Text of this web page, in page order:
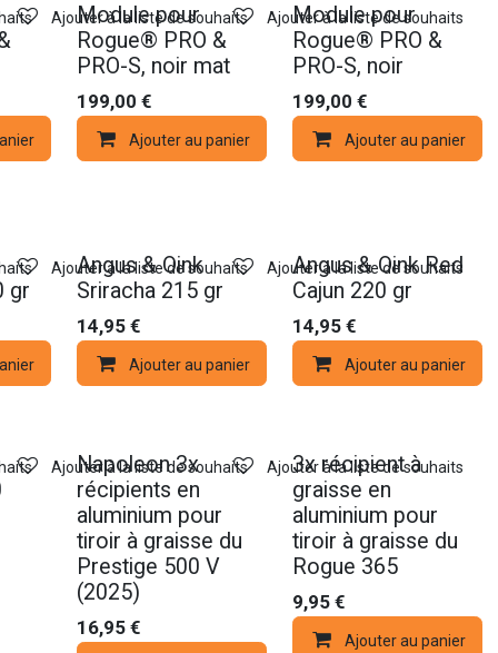
Nouveau !
Module pour
Rogue® PRO &
PRO-S, noir mat
199,00 €
Ajouter au panier
Ajouter à la liste de souhaits Nouveau !
Module pour
Rogue® PRO &
PRO-S, noir
199,00 €
Ajouter au panier
Ajouter à la liste de souhaits
gr
Nouveau !
Angus & Oink
Sriracha 215 gr
14,95 €
Ajouter au panier
Ajouter à la liste de souhaits Nouveau !
Angus & Oink Red
Cajun 220 gr
14,95 €
Ajouter au panier
Ajouter à la liste de souhaits
Napoleon 3x
récipients en
aluminium pour
tiroir à graisse du
Prestige 500 V
(2025)
16,95 €
Ajouter à la liste de souhaits
3x récipient à
graisse en
aluminium pour
tiroir à graisse du
Rogue 365
9,95 €
Ajouter au panier
Ajouter à la liste de souhaits